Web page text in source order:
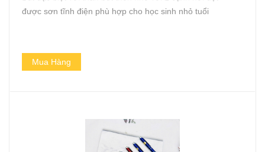
được sơn tĩnh điện phù hợp cho học sinh nhỏ tuổi
Mua Hàng